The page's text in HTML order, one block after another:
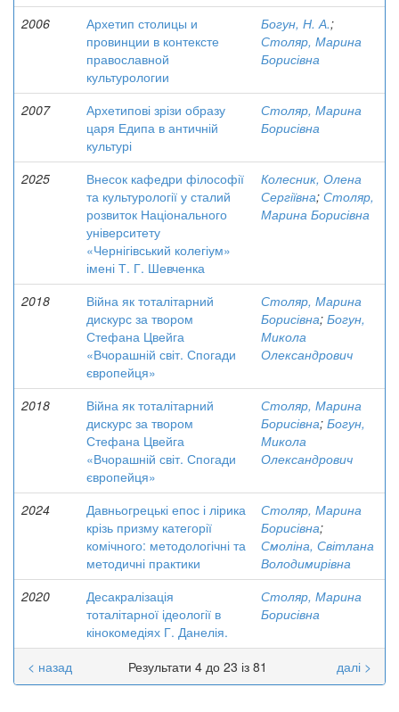
2006
Архетип столицы и
провинции в контексте
православной
культурологии
Богун, Н. А.;
Столяр, Марина
Борисівна
2007
Архетипові зрізи образу
царя Едипа в античній
культурі
Столяр, Марина
Борисівна
2025
Внесок кафедри філософії
та культурології у сталий
розвиток Національного
університету
«Чернігівський колегіум»
імені Т. Г. Шевченка
Колесник, Олена
Сергіївна; Столяр,
Марина Борисівна
2018
Війна як тоталітарний
дискурс за твором
Стефана Цвейга
«Вчорашній світ. Спогади
європейця»
Столяр, Марина
Борисівна; Богун,
Микола
Олександрович
2018
Війна як тоталітарний
дискурс за твором
Стефана Цвейга
«Вчорашній світ. Спогади
європейця»
Столяр, Марина
Борисівна; Богун,
Микола
Олександрович
2024
Давньогрецькі епос і лірика
крізь призму категорії
комічного: методологічні та
методичні практики
Столяр, Марина
Борисівна;
Смоліна, Світлана
Володимирівна
2020
Десакралізація
тоталітарної ідеології в
кінокомедіях Г. Данелія.
Столяр, Марина
Борисівна
Результати 4 до 23 із 81
< назад далі >